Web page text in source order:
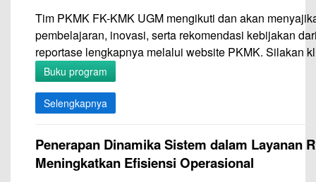
Tim PKMK FK-KMK UGM mengikuti dan akan
pembelajaran, inovasi, serta rekomendasi kebijakan
reportase lengkapnya melalui website PKMK. Silakan
Buku program
Selengkapnya
Penerapan Dinamika Sistem dalam Layanan
Meningkatkan Efisiensi Operasional